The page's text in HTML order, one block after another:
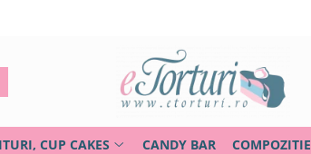
CUP CAKES CANDY BAR COMPOZITIE